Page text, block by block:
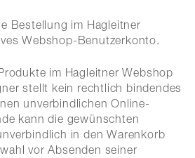
Bestellung im Hagleitner
Webshop-Benutzerkonto.
im Hagleitner Webshop
stellt kein rechtlich bindendes
unverbindlichen Online-
kann die gewünschten
in den Warenkorb
vor Absenden seiner